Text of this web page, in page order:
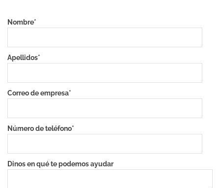
Nombre*
Apellidos*
Correo de empresa*
Número de teléfono*
Dinos en qué te podemos ayudar